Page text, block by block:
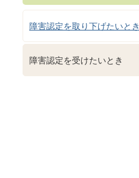
障害認定を取り下げたいとき
障害認定を受けたいとき